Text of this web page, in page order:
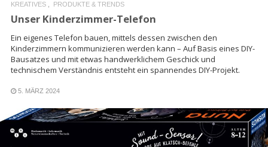
KREATIVES PRODUKTE & TRENDS
Unser Kinderzimmer-Telefon
Ein eigenes Telefon bauen, mittels dessen zwischen den
Kinderzimmern kommunizieren werden kann – Auf Basis eines DIY-
Bausatzes und mit etwas handwerklichem Geschick und
technischem Verständnis entsteht ein spannendes DIY-Projekt.
5. MÄRZ 2024